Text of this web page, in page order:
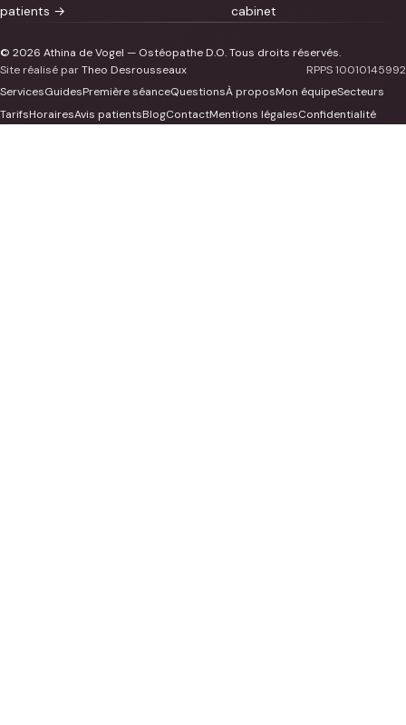
patients → cabinet
© 2026 Athina de Vogel — Ostéopathe D.O. Tous droits réservés.
Site réalisé parTheo Desrousseaux
RPPS 10010145992
ServicesGuidesPremière séanceQuestionsÀ proposMon équipeSecteurs
TarifsHorairesAvis patientsBlogContactMentions légalesConfidentialité